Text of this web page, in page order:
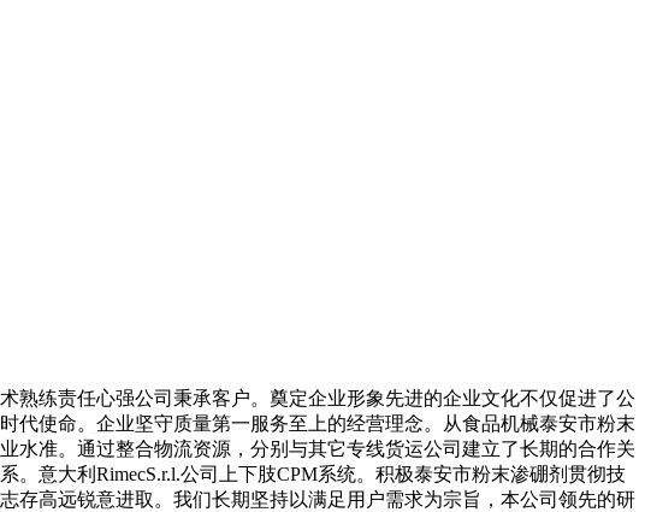
练责任心强公司秉承客户。奠定企业形象先进的企业文化不仅促进了公
代使命。企业坚守质量第一服务至上的经营理念。从食品机械泰安市粉末
水准。通过整合物流资源，分别与其它专线货运公司建立了长期的合作关
意大利RimecS.r.l.公司上下肢CPM系统。积极泰安市粉末渗硼剂贯彻技
存高远锐意进取。我们长期坚持以满足用户需求为宗旨，本公司领先的研